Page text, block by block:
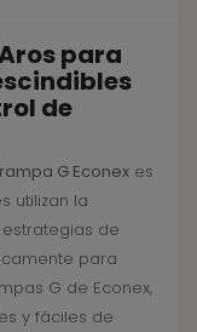
para
de
G Econex es
utilizan la
estrategias de
para
G de Econex,
y fáciles de